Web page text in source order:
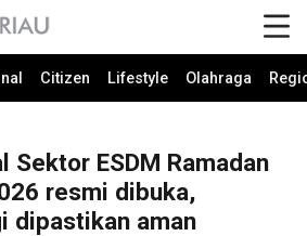
Citizen Lifestyle Olahraga
Sektor ESDM Ramadan
resmi dibuka,
dipastikan aman